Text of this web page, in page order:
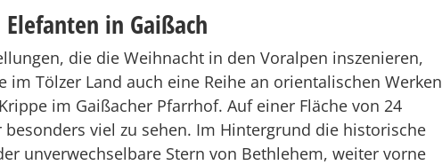
in Gaißach
die die Weihnacht in den Voralpen inszenieren,
im Tölzer Land auch eine Reihe an orientalischen Werken
im Gaißacher Pfarrhof. Auf einer Fläche von 24
viel zu sehen. Im Hintergrund die historische
unverwechselbare Stern von Bethlehem, weiter vorne